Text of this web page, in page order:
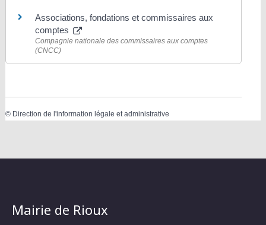
Associations, fondations et commissaires aux
comptes
Compagnie nationale des commissaires aux comptes
(CNCC)
© Direction de l'information légale et administrative
Mairie de Rioux